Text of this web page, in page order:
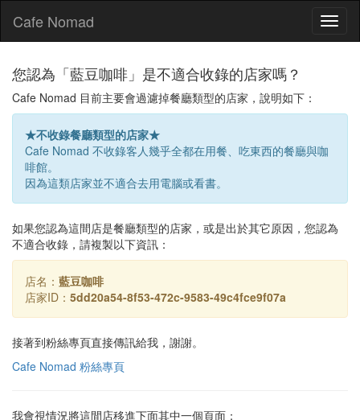
Cafe Nomad
您認為「藍豆咖啡」是不適合收錄的店家嗎？
Cafe Nomad 目前主要會過濾掉餐廳類型的店家，說明如下：
★不收錄餐廳類型的店家★
Cafe Nomad 不收錄客人幾乎全都在用餐、吃東西的餐廳與咖
啡館。
因為這類店家並不適合去用電腦或看書。
如果您認為這間店是餐廳類型的店家，或是出於其它原因，您認為
不適合收錄，請複製以下資訊：
店名： 藍豆咖啡
店家ID： 5dd20a54-8f53-472c-9583-49c4fce9f07a
接著到粉絲專頁直接傳訊給我，謝謝。
Cafe Nomad 粉絲專頁
我會視情況將這間店移進下面其中一個頁面：